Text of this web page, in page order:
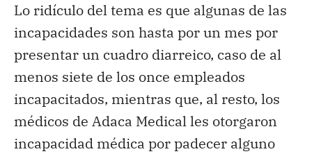
Lo ridículo del tema es que algunas de las
incapacidades son hasta por un mes por
presentar un cuadro diarreico, caso de al
menos siete de los once empleados
incapacitados, mientras que, al resto, los
médicos de Adaca Medical les otorgaron
incapacidad médica por padecer alguno